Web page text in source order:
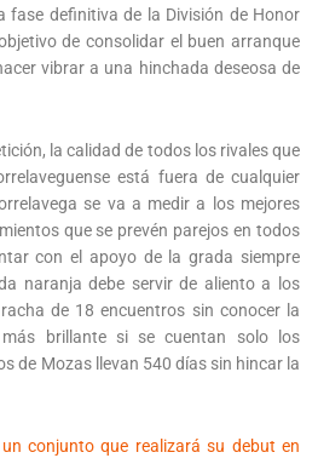
fase definitiva de la División de Honor
de consolidar el buen arranque
vibrar a una hinchada deseosa de
la calidad de todos los rivales que
está fuera de cualquier
se va a medir a los mejores
que se prevén parejos en todos
con el apoyo de la grada siempre
naranja debe servir de aliento a los
de 18 encuentros sin conocer la
brillante si se cuentan solo los
de Mozas llevan 540 días sin hincar la
un conjunto que realizará su debut en